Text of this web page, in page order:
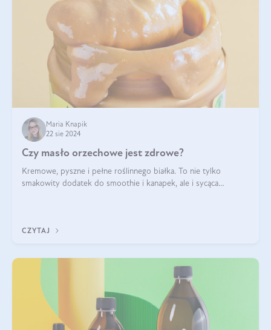
Maria Knapik
22 sie 2024
Czy masło orzechowe jest zdrowe?
Kremowe, pyszne i pełne roślinnego białka. To nie tylko
smakowity dodatek do smoothie i kanapek, ale i sycąca
CZYTAJ